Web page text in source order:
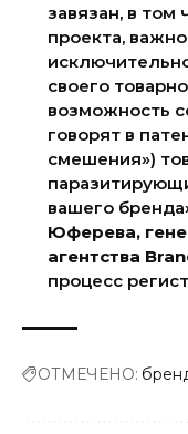
завязан, в том
проекта,
своего
возможность
говорят в
смешения»)
вашего
Юферева,
агентства
процесс
ОТМЕЧЕНО: